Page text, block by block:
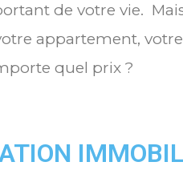
de votre vie.
appartement,
quel prix ?